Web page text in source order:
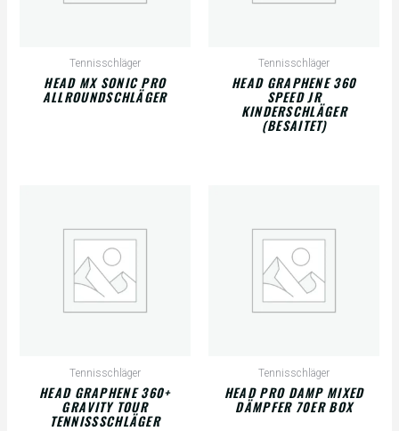
Tennisschläger
HEAD MX SONIC PRO
ALLROUNDSCHLÄGER
Tennisschläger
HEAD GRAPHENE 360
SPEED JR
KINDERSCHLÄGER
(BESAITET)
Tennisschläger
HEAD GRAPHENE 360+
GRAVITY TOUR
TENNISSSCHLÄGER
Tennisschläger
HEAD PRO DAMP MIXED
DÄMPFER 70ER BOX